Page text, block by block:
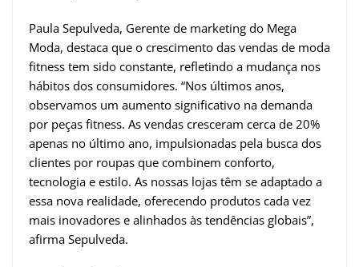
Paula Sepulveda, Gerente de marketing do Mega
Moda, destaca que o crescimento das vendas de moda
fitness tem sido constante, refletindo a mudança nos
hábitos dos consumidores. “Nos últimos anos,
observamos um aumento significativo na demanda
por peças fitness. As vendas cresceram cerca de 20%
apenas no último ano, impulsionadas pela busca dos
clientes por roupas que combinem conforto,
tecnologia e estilo. As nossas lojas têm se adaptado a
essa nova realidade, oferecendo produtos cada vez
mais inovadores e alinhados às tendências globais”,
afirma Sepulveda.